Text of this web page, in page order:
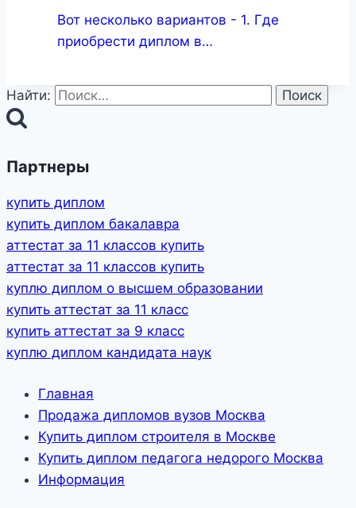
Вот несколько вариантов - 1. Где
приобрести диплом в…
Найти:
Партнеры
купить диплом
купить диплом бакалавра
аттестат за 11 классов купить
аттестат за 11 классов купить
куплю диплом о высшем образовании
купить аттестат за 11 класс
купить аттестат за 9 класс
куплю диплом кандидата наук
Главная
Продажа дипломов вузов Москва
Купить диплом строителя в Москве
Купить диплом педагога недорого Москва
Информация